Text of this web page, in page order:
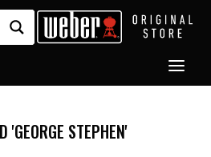
'GEORGE STEPHEN'